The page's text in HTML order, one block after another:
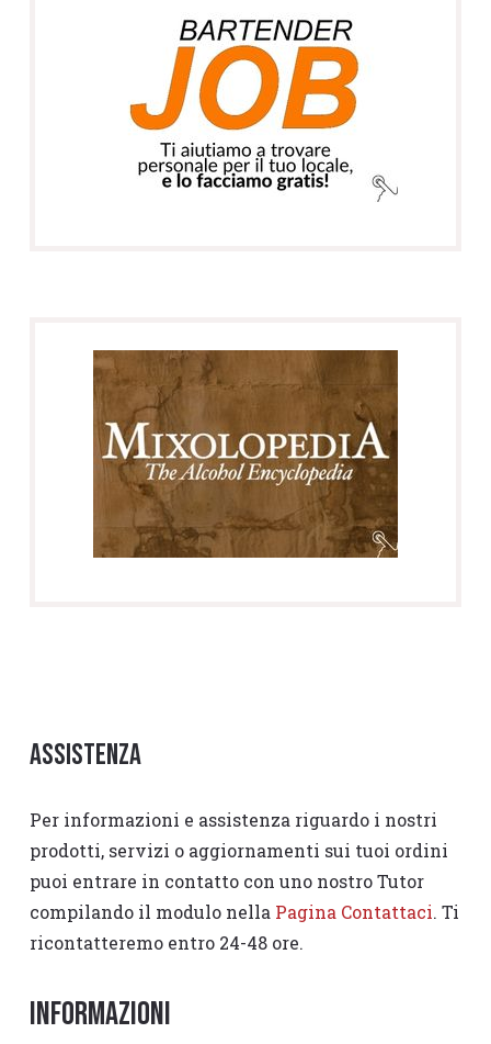
Assistenza
Per informazioni e assistenza riguardo i nostri
prodotti, servizi o aggiornamenti sui tuoi ordini
puoi entrare in contatto con uno nostro Tutor
compilando il modulo nella Pagina Contattaci. Ti
ricontatteremo entro 24-48 ore.
Informazioni